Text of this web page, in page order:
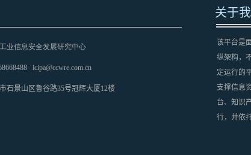
关于我
业信息安全发展研究中心
icipa@ccwre.com.cn
石景山区鲁谷路35号冠辉大厦12楼
该平台是
纵架构，
定运行的
支撑信息
台、知识
行，并依